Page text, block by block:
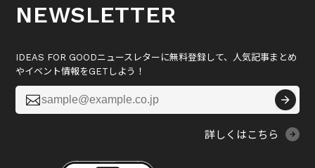
NEWSLETTER
IDEAS FOR GOODニュースレターに無料登録して、人気記事まとめ
やイベント情報をGETしよう！

詳しくはこちら